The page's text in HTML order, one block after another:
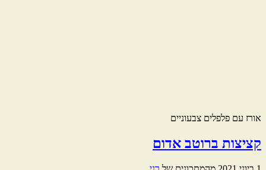
אורז עם פלפלים צבעוניים
קציצות ברוטב אדום